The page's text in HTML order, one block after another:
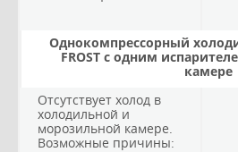
Однокомпрессорный
FROST с одним
камере
Отсутствует холод в
холодильной и
морозильной камере.
Возможные причины: